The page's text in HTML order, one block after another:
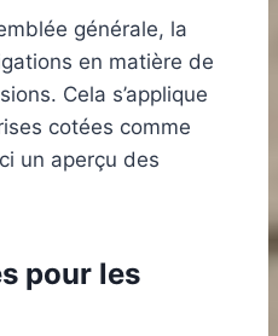
générale, la
en matière de
Cela s’applique
cotées comme
un aperçu des
pour les